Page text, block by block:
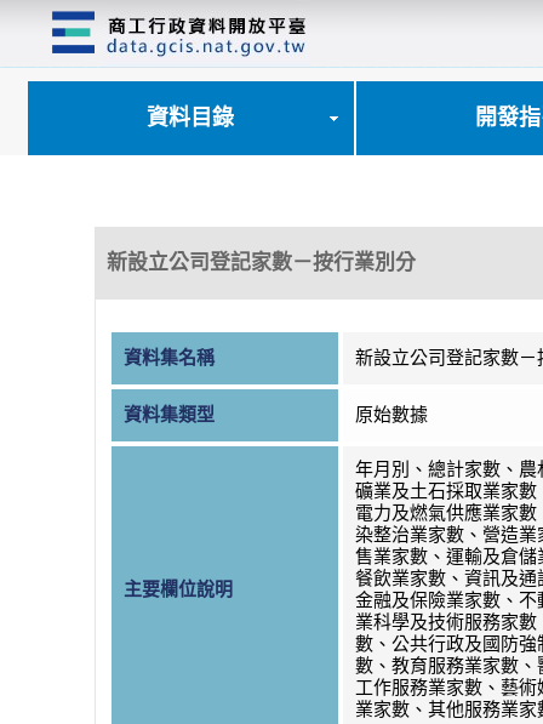
資料目錄 開發
新設立公司登記家數－按行業別分
資料集名稱 新設立公司登記家數－
資料集類型 原始數據
主要欄位說明
年月別、總計家數、農
礦業及土石採取業家數
電力及燃氣供應業家
染整治業家數、營造業
售業家數、運輸及倉儲
餐飲業家數、資訊及通
金融及保險業家數、不
業科學及技術服務家
數、公共行政及國防強
數、教育服務業家數、
工作服務業家數、藝
業家數、其他服務業